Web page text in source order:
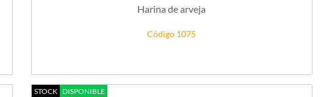
Harina de arveja
Código 1075
STOCK DISPONIBLE